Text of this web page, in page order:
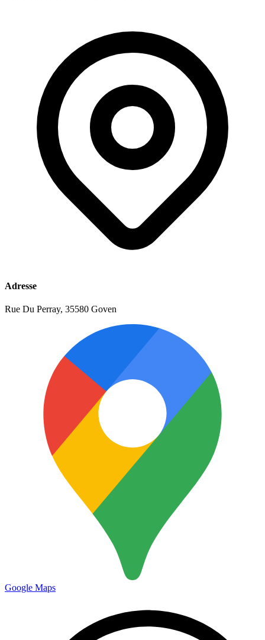
Adresse
Rue Du Perray, 35580 Goven
Google Maps